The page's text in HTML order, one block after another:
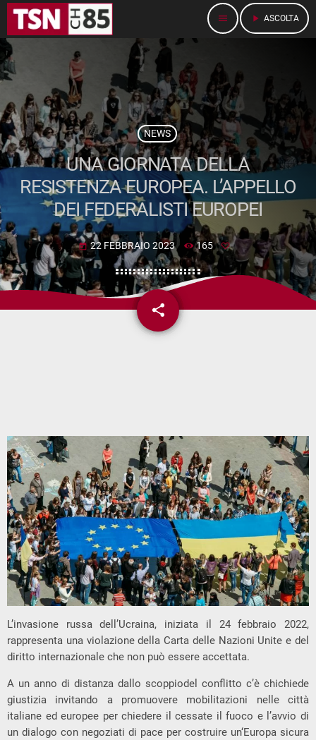
menu play_arrow ASCOLTA
NEWS
UNA GIORNATA DELLA
RESISTENZA EUROPEA. L’APPELLO
DEI FEDERALISTI EUROPEI
today 22 FEBBRAIO 2023 165
share
email
L’invasione russa dell’Ucraina, iniziata il 24 febbraio 2022,
rappresenta una violazione della Carta delle Nazioni Unite e del
diritto internazionale che non può essere accettata.
A un anno di distanza dallo scoppiodel conflitto c’è chichiede
giustizia invitando a promuovere mobilitazioni nelle città
italiane ed europee per chiedere il cessate il fuoco e l’avvio di
un dialogo con negoziati di pace per costruire un‘Europa sicura